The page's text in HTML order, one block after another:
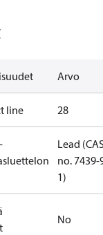
Arvo
line 28
Lead
no. 7439-
1)
No